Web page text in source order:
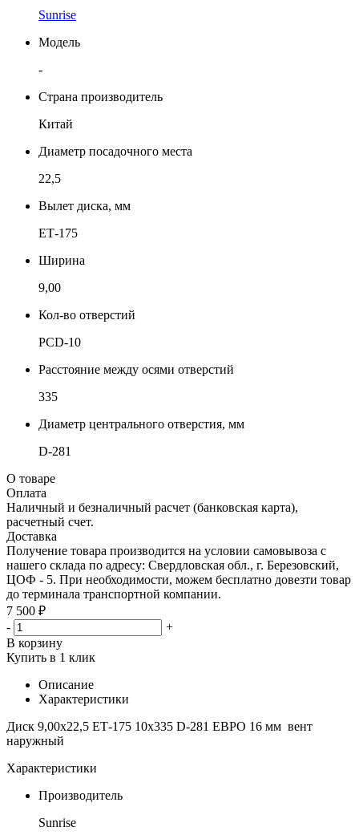
Sunrise
Модель
-
Страна производитель
Китай
Диаметр посадочного места
22,5
Вылет диска, мм
ЕТ-175
Ширина
9,00
Кол-во отверстий
PCD-10
Расстояние между осями отверстий
335
Диаметр центрального отверстия, мм
D-281
О товаре
Оплата
Наличный и безналичный расчет (банковская карта),
расчетный счет.
Доставка
Получение товара производится на условии самовывоза с
нашего склада по адресу: Свердловская обл., г. Березовский,
ЦОФ - 5. При необходимости, можем бесплатно довезти товар
до терминала транспортной компании.
7 500 ₽
-
+
В корзину
Купить в 1 клик
Описание
Характеристики
Диск 9,00х22,5 ЕТ-175 10х335 D-281 ЕВРО 16 мм вент
наружный
Характеристики
Производитель
Sunrise